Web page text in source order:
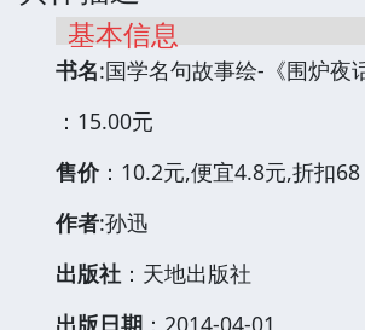
基本信息
书名:国学名句故事绘-《围炉夜
：15.00元
售价：10.2元,便宜4.8元,折扣68
作者:孙迅
出版社 ：天地出版社
出版日期 ：2014-04-01